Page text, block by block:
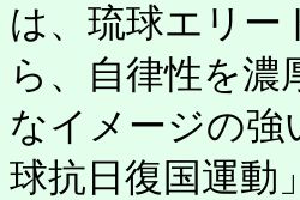
は、琉球エリー
ら、自律性を
なイメージの強
球抗日復国運動